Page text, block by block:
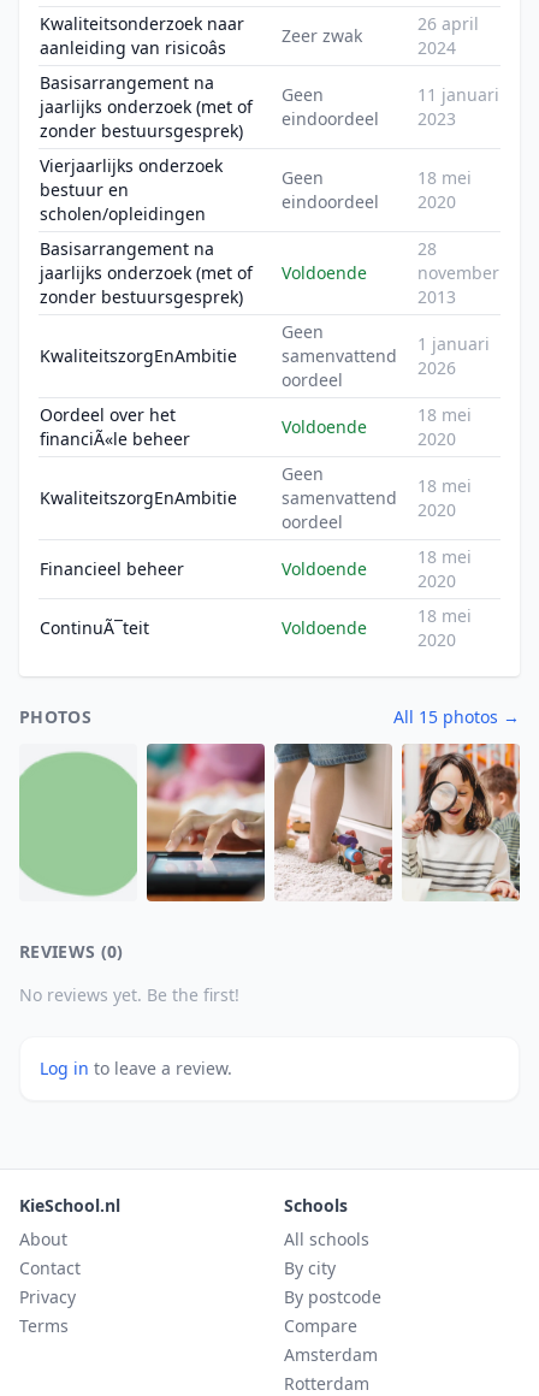
Kwaliteitsonderzoek naar
aanleiding van risicoâs
Zeer zwak
26 april
2024
Basisarrangement na
jaarlijks onderzoek (met of
zonder bestuursgesprek)
Geen
eindoordeel
11 januari
2023
Vierjaarlijks onderzoek
bestuur en
scholen/opleidingen
Geen
eindoordeel
18 mei
2020
Basisarrangement na
jaarlijks onderzoek (met of
zonder bestuursgesprek)
Voldoende
28
november
2013
KwaliteitszorgEnAmbitie
Geen
samenvattend
oordeel
1 januari
2026
Oordeel over het
financiÃ«le beheer
Voldoende
18 mei
2020
KwaliteitszorgEnAmbitie
Geen
samenvattend
oordeel
18 mei
2020
Financieel beheer Voldoende
18 mei
2020
ContinuÃ¯teit Voldoende
18 mei
2020
PHOTOS All 15 photos →
REVIEWS (0)
No reviews yet. Be the first!
Log in to leave a review.
KieSchool.nl
About
Contact
Privacy
Terms
Schools
All schools
By city
By postcode
Compare
Amsterdam
Rotterdam